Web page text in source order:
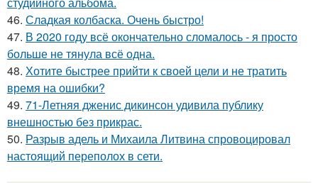
46. Сладкая колбаска. Очень быстро!
47. В 2020 году всё окончательно сломалось - я просто
больше не тянула всё одна.
48. Хотите быстрее прийти к своей цели и не тратить
время на ошибки?
49. 71-Летняя дженис дикинсон удивила публику
внешностью без прикрас.
50. Разрыв адель и Михаила Литвина спровоцировал
настоящий переполох в сети.